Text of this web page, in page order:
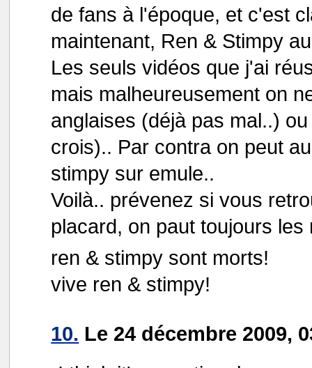
de fans à l'époque, et c'est
maintenant, Ren & Stimpy
Les seuls vidéos que j'ai
mais malheureusement on
anglaises (déjà pas mal..)
crois).. Par contra on peut
stimpy sur emule..
Voilà.. prévenez si vous
placard, on paut toujours les
ren & stimpy sont morts!
vive ren & stimpy!
10. Le 24 décembre 2009,